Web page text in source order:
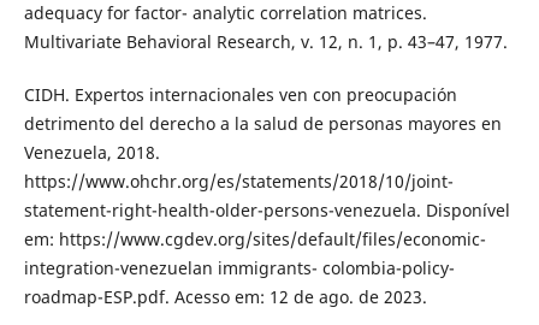
adequacy for factor- analytic correlation matrices.
Multivariate Behavioral Research, v. 12, n. 1, p. 43–47, 1977.
CIDH. Expertos internacionales ven con preocupación
detrimento del derecho a la salud de personas mayores en
Venezuela, 2018.
https://www.ohchr.org/es/statements/2018/10/joint-
statement-right-health-older-persons-venezuela. Disponível
em: https://www.cgdev.org/sites/default/files/economic-
integration-venezuelan immigrants- colombia-policy-
roadmap-ESP.pdf. Acesso em: 12 de ago. de 2023.